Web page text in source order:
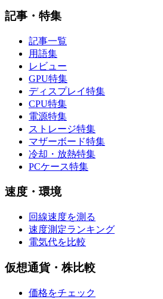
記事・特集
記事一覧
用語集
レビュー
GPU特集
ディスプレイ特集
CPU特集
電源特集
ストレージ特集
マザーボード特集
冷却・放熱特集
PCケース特集
速度・環境
回線速度を測る
速度測定ランキング
電気代を比較
仮想通貨・株比較
価格をチェック